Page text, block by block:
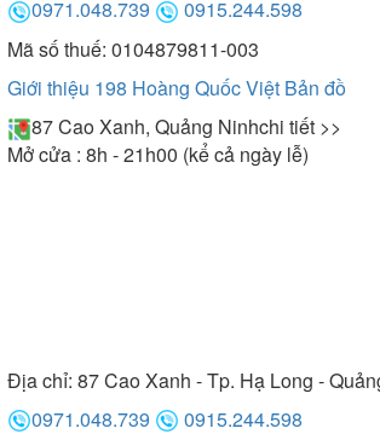
0971.048.739
0915.244.598
Mã số thuế: 0104879811-003
Giới thiệu 198 Hoàng Quốc Việt Bản đồ
87 Cao Xanh, Quảng Ninhchi tiết >>
Mở cửa : 8h - 21h00 (kể cả ngày lễ)
Địa chỉ: 87 Cao Xanh - Tp. Hạ Long -
0971.048.739
0915.244.598